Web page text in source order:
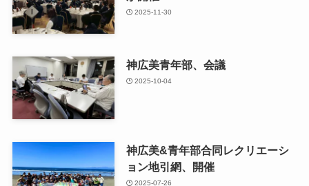
2025-11-30
神広美青年部、会議
2025-10-04
神広美&青年部合同レクリエーシ
ョン地引網、開催
2025-07-26